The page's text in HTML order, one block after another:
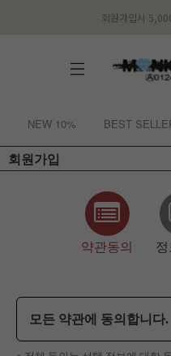
회원가입시
NEW 10% BEST
회원가입
약관동의
모든 약관에 동의합니다.